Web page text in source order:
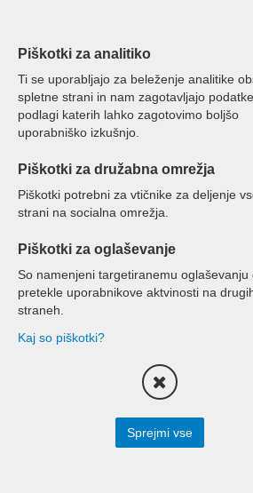
Domov Izleti in potovanja
Piškotki za analitiko
Ti se uporabljajo za beleženje analitike
spletne strani in nam zagotavljajo
podlagi katerih lahko zagotovimo boljšo
uporabniško izkušnjo.
Piškotki za družabna omrežja
Piškotki potrebni za vtičnike za deljenje
strani na socialna omrežja.
Piškotki za oglaševanje
So namenjeni targetiranemu oglaševanju
pretekle uporabnikove aktvinosti na
straneh.
Kaj so piškotki?
Sprejmi vse